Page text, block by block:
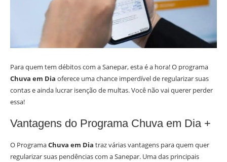
Para quem tem débitos com a Sanepar, esta é a hora! O programa
Chuva em Dia oferece uma chance imperdível de regularizar suas
contas e ainda lucrar isenção de multas. Você não vai querer perder
essa!
Vantagens do Programa Chuva em Dia +
O ProgramaChuva em Dia traz várias vantagens para quem quer
regularizar suas pendências com a Sanepar. Uma das principais